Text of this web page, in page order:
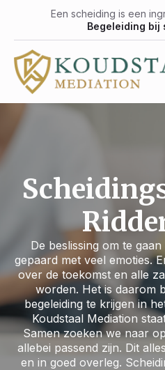
Een scheiding is een
Begeleiding bij
De beslissing om te
gepaard met veel emoties.
over de toekomst en alle
worden. Het is daarom
begeleiding te krijgen in
Koudstaal Mediation
Samen zoeken we naar
allebei passend zijn. Dit
en in goed overleg.